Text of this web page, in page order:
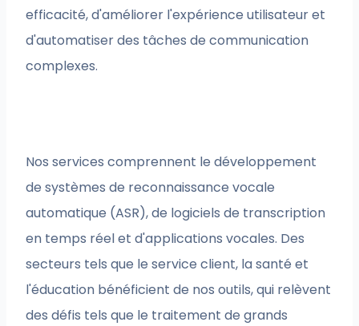
efficacité, d'améliorer l'expérience utilisateur et
d'automatiser des tâches de communication
complexes.
Nos services comprennent le développement
de systèmes de reconnaissance vocale
automatique (ASR), de logiciels de transcription
en temps réel et d'applications vocales. Des
secteurs tels que le service client, la santé et
l'éducation bénéficient de nos outils, qui relèvent
des défis tels que le traitement de grands